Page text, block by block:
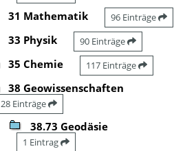
31 Mathematik 96 Einträge
33 Physik 90 Einträge
35 Chemie 117 Einträge
38 Geowissenschaften
28 Einträge
38.73 Geodäsie
1 Eintrag